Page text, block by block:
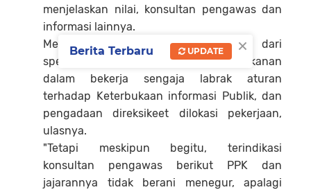
menjelaskan nilai, konsultan pengawas dan
informasi lainnya.
Menurutnya lagi diduga sangat jauh dari
spesifikasi teknis.
Bahkan terindikasi rekanan
dalam bekerja sengaja labrak aturan
terhadap Keterbukaan informasi Publik, dan
pengadaan direksikeet dilokasi pekerjaan,
ulasnya.
"Tetapi meskipun begitu, terindikasi
konsultan pengawas berikut PPK dan
jajarannya tidak berani menegur, apalagi
×
Berita Terbaru UPDATE